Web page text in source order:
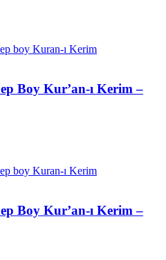
Boy Kur’an-ı Kerim –
Boy Kur’an-ı Kerim –